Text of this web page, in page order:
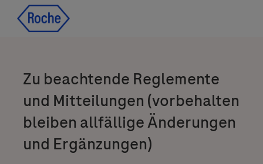
Zu beachtende Reglemente
und Mitteilungen (vorbehalten
bleiben allfällige Änderungen
und Ergänzungen)